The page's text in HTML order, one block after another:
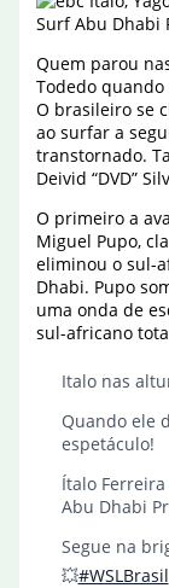
Quem parou
Todedo
O brasileiro se
ao surfar a
transtornado.
Deivid “DVD”
O primeiro a
Miguel Pupo,
eliminou o sul-
Dhabi. Pupo
uma onda de
sul-africano
Italo nas
Quando ele
espetáculo!
Ítalo
Abu Dhabi
Segue na
💥#WSLBrasil